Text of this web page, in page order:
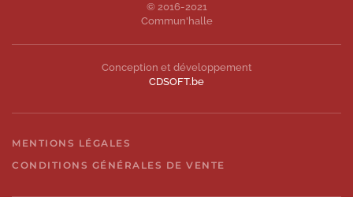
© 2016-2021
Commun'halle
Conception et développement
CDSOFT.be
MENTIONS LÉGALES
CONDITIONS GÉNÉRALES DE VENTE